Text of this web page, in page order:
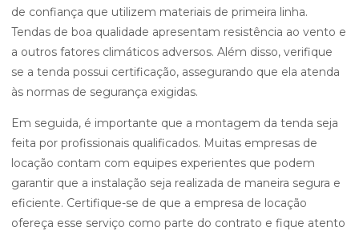
de confiança que utilizem materiais de primeira linha.
Tendas de boa qualidade apresentam resistência ao vento e
a outros fatores climáticos adversos. Além disso, verifique
se a tenda possui certificação, assegurando que ela atenda
às normas de segurança exigidas.
Em seguida, é importante que a montagem da tenda seja
feita por profissionais qualificados. Muitas empresas de
locação contam com equipes experientes que podem
garantir que a instalação seja realizada de maneira segura e
eficiente. Certifique-se de que a empresa de locação
ofereça esse serviço como parte do contrato e fique atento